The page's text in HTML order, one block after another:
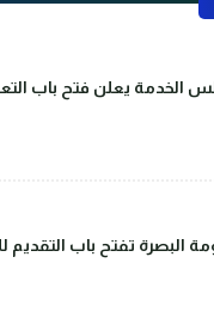
الخدمة يعلن فتح باب
البصرة تفتح باب